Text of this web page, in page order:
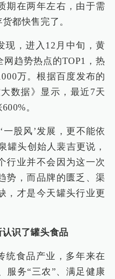
期在两年左右，由于需
都快售完了。
现，进入12月中旬，黄
趋势热点的TOP1，热
万。根据百度发布的
大数据》显示，最近7天
。
一股风’发展，更不能依
罐头创始人裴吉更说，
行业并不会因为这一次
势，而品牌的匮乏、渠
，才是今天罐头行业更
识了罐头食品
统食品产业，多年来在
服务“三农”、满足健康